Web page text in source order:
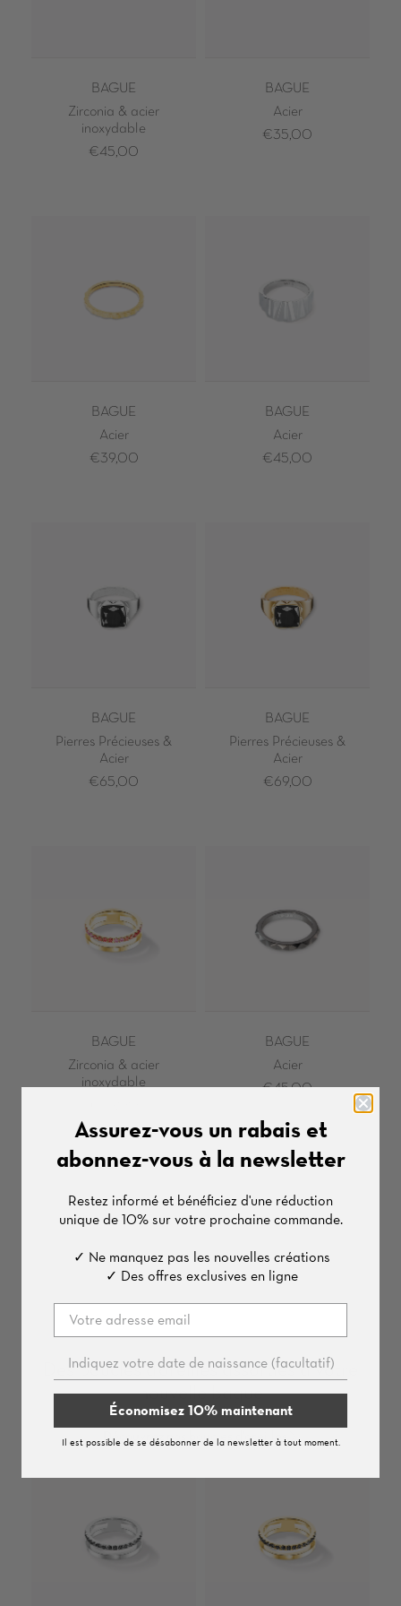
BAGUE
Zirconia & acier
inoxydable
€45,00
BAGUE
Acier
€35,00
BAGUE
Acier
€39,00
BAGUE
Acier
€45,00
BAGUE
Pierres Précieuses &
Acier
€65,00
BAGUE
Pierres Précieuses &
Acier
€69,00
BAGUE
Zirconia & acier
inoxydable
BAGUE
Acier
€45,00
Des boucles d’oreilles assorties à votre
nouvelle bague
Découvrez nos boucles d’oreilles
Assurez-vous un rabais et
abonnez-vous à la newsletter
Restez informé et bénéficiez d'une réduction
unique de 10%sur votre prochaine commande.
✓ Ne manquez pas les nouvelles créations
✓ Des offres exclusives en ligne
Économisez 10% maintenant
Il est possible de se désabonner de la newsletter à tout moment.